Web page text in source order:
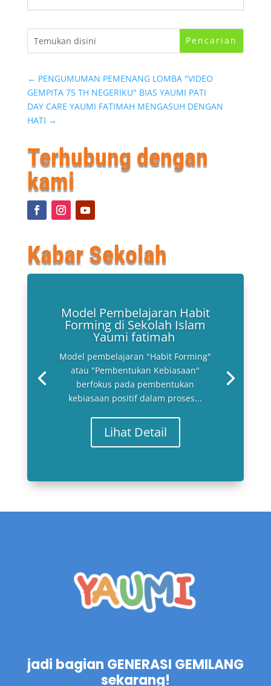
← PENGUMUMAN PEMENANG LOMBA "VIDEO
GEMPITA 75 TH NEGERIKU" BIAS YAUMI PATI
DAY CARE YAUMI FATIMAH MENGASUH DENGAN
HATI →
Terhubung dengan
kami
Kabar Sekolah
Model Pembelajaran Habit
Forming di Sekolah Islam
Yaumi fatimah
Model pembelajaran "Habit Forming"
atau "Pembentukan Kebiasaan"
berfokus pada pembentukan
kebiasaan positif dalam proses...
Lihat Detail
jadi bagian GENERASI GEMILANG
sekarang!